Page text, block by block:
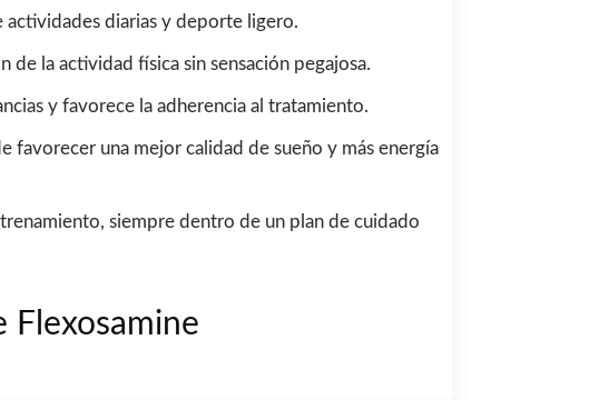
actividades diarias y deporte ligero.
la actividad física sin sensación pegajosa.
y favorece la adherencia al tratamiento.
una mejor calidad de sueño y más energía
siempre dentro de un plan de cuidado
Flexosamine